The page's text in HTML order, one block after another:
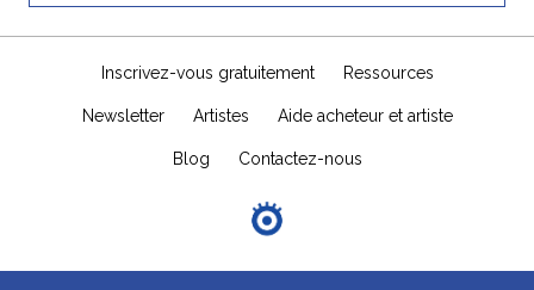
Inscrivez-vous gratuitement Ressources
Newsletter Artistes Aide acheteur et artiste
Blog Contactez-nous